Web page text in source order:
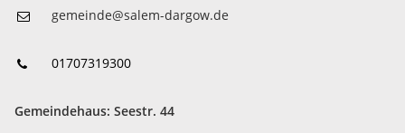
gemeinde@salem-dargow.de
01707319300
Gemeindehaus: Seestr. 44